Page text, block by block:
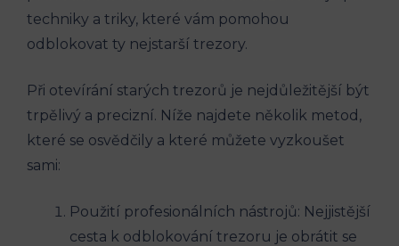
techniky a triky, které vám pomohou
odblokovat ty nejstarší trezory.
Při otevírání starých trezorů je nejdůležitější být
trpělivý a precizní. Níže najdete několik metod,
které se osvědčily a které můžete vyzkoušet
sami:
Použití profesionálních nástrojů: Nejjistější
cesta k odblokování trezoru je obrátit se